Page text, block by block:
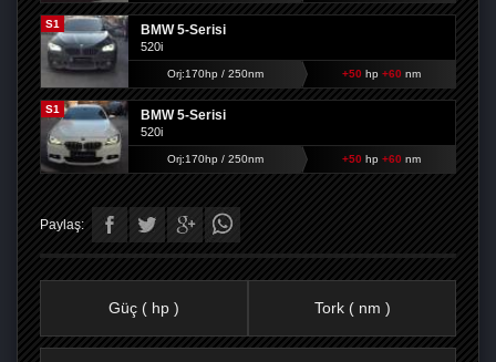
S1 BMW 5-Serisi
520i
Orj:170hp / 250nm +50 hp +60 nm
S1 BMW 5-Serisi
520i
Orj:170hp / 250nm +50 hp +60 nm
Paylaş:
Güç ( hp ) Tork ( nm )